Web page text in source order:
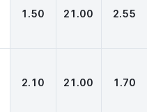
1.50 21.00 2.55
2.10 21.00 1.70